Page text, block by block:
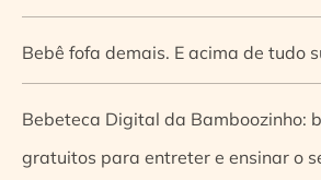
Bebê fofa demais. E acima de tudo
Bebeteca Digital da Bamboozinho:
gratuitos para entreter e ensinar o